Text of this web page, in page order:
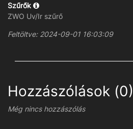
Szűrők
ZWO Uv/Ir szűrő
Feltöltve: 2024-09-01 16:03:09
Hozzászólások (0)
Még nincs hozzászólás